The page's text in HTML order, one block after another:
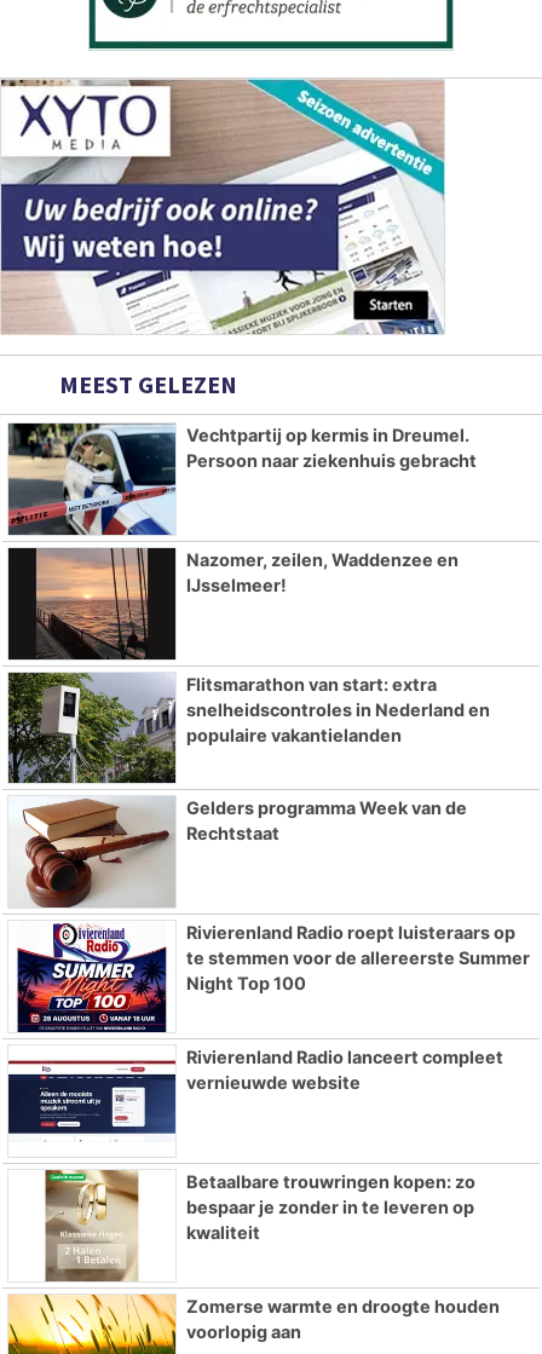
MEEST GELEZEN
Vechtpartij op kermis in Dreumel.
Persoon naar ziekenhuis gebracht
Nazomer, zeilen, Waddenzee en
IJsselmeer!
Flitsmarathon van start: extra
snelheidscontroles in Nederland en
populaire vakantielanden
Gelders programma Week van de
Rechtstaat
Rivierenland Radio roept luisteraars op
te stemmen voor de allereerste Summer
Night Top 100
Rivierenland Radio lanceert compleet
vernieuwde website
Betaalbare trouwringen kopen: zo
bespaar je zonder in te leveren op
kwaliteit
Zomerse warmte en droogte houden
voorlopig aan